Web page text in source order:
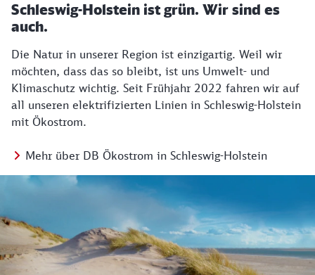
Schleswig-Holstein ist grün. Wir sind es
auch.
Die Natur in unserer Region ist einzigartig. Weil wir
möchten, dass das so bleibt, ist uns Umwelt- und
Klimaschutz wichtig. Seit Frühjahr 2022 fahren wir auf
all unseren elektrifizierten Linien in Schleswig-Holstein
mit Ökostrom.
Mehr über DB Ökostrom in Schleswig-Holstein